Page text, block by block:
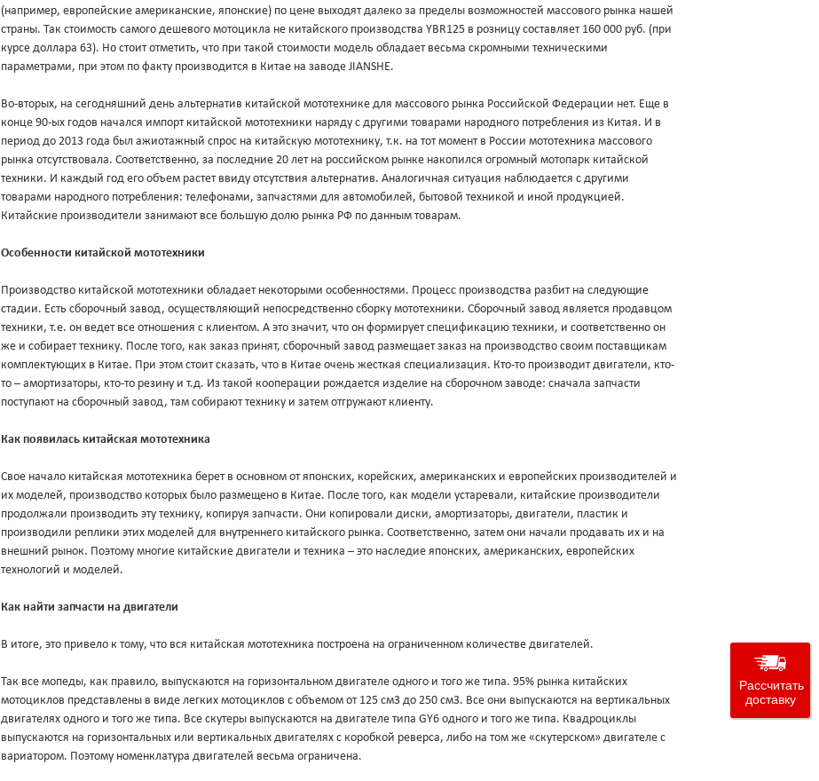
(например, европейские американские, японские) по цене выходят далеко за пределы возможностей массового рынка нашей
страны. Так стоимость самого дешевого мотоцикла не китайского производства YBR125 в розницу составляет 160 000 руб. (при
курсе доллара 63). Но стоит отметить, что при такой стоимости модель обладает весьма скромными техническими
параметрами, при этом по факту производится в Китае на заводе JIANSHE.
Во-вторых, на сегодняшний день альтернатив китайской мототехнике для массового рынка Российской Федерации нет. Еще в
конце 90-ых годов начался импорт китайской мототехники наряду с другими товарами народного потребления из Китая. И в
период до 2013 года был ажиотажный спрос на китайскую мототехнику, т.к. на тот момент в России мототехника массового
рынка отсутствовала. Соответственно, за последние 20 лет на российском рынке накопился огромный мотопарк китайской
техники. И каждый год его объем растет ввиду отсутствия альтернатив. Аналогичная ситуация наблюдается с другими
товарами народного потребления: телефонами, запчастями для автомобилей, бытовой техникой и иной продукцией.
Китайские производители занимают все большую долю рынка РФ по данным товарам.
Особенности китайской мототехники
Производство китайской мототехники обладает некоторыми особенностями. Процесс производства разбит на следующие
стадии. Есть сборочный завод, осуществляющий непосредственно сборку мототехники. Сборочный завод является продавцом
техники, т.е. он ведет все отношения с клиентом. А это значит, что он формирует спецификацию техники, и соответственно он
же и собирает технику. После того, как заказ принят, сборочный завод размещает заказ на производство своим поставщикам
комплектующих в Китае. При этом стоит сказать, что в Китае очень жесткая специализация. Кто-то производит двигатели, кто-
то – амортизаторы, кто-то резину и т.д. Из такой кооперации рождается изделие на сборочном заводе: сначала запчасти
поступают на сборочный завод, там собирают технику и затем отгружают клиенту.
Как появилась китайская мототехника
Свое начало китайская мототехника берет в основном от японских, корейских, американских и европейских производителей и
их моделей, производство которых было размещено в Китае. После того, как модели устаревали, китайские производители
продолжали производить эту технику, копируя запчасти. Они копировали диски, амортизаторы, двигатели, пластик и
производили реплики этих моделей для внутреннего китайского рынка. Соответственно, затем они начали продавать их и на
внешний рынок. Поэтому многие китайские двигатели и техника – это наследие японских, американских, европейских
технологий и моделей.
Как найти запчасти на двигатели
В итоге, это привело к тому, что вся китайская мототехника построена на ограниченном количестве двигателей.
Так все мопеды, как правило, выпускаются на горизонтальном двигателе одного и того же типа. 95% рынка китайских
мотоциклов представлены в виде легких мотоциклов с объемом от 125 см3 до 250 см3. Все они выпускаются на вертикальных
двигателях одного и того же типа. Все скутеры выпускаются на двигателе типа GY6 одного и того же типа. Квадроциклы
выпускаются на горизонтальных или вертикальных двигателях с коробкой реверса, либо на том же «скутерском» двигателе с
вариатором. Поэтому номенклатура двигателей весьма ограничена.
Рассчитать
доставку